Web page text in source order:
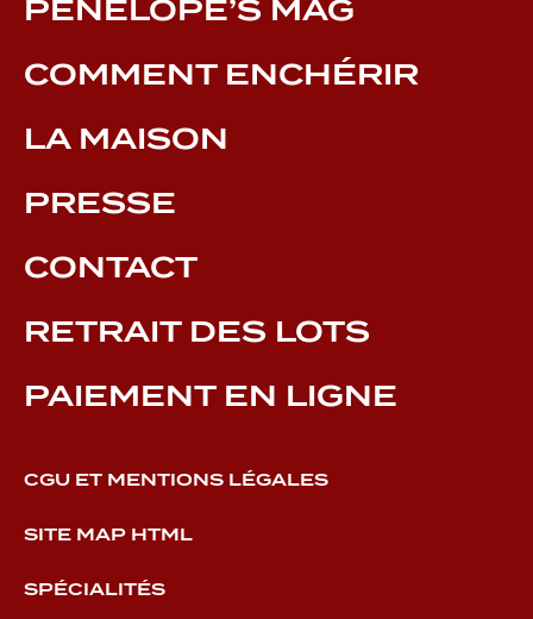
PENELOPE’S MAG
COMMENT ENCHÉRIR
LA MAISON
PRESSE
CONTACT
RETRAIT DES LOTS
PAIEMENT EN LIGNE
CGU ET MENTIONS LÉGALES
SITE MAP HTML
SPÉCIALITÉS